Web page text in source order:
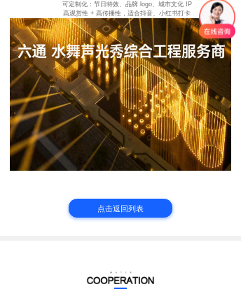
可定制化：节日特效、品牌 logo、城市文化 IP
高观赏性 + 高传播性，适合抖音、小红书打卡
点击返回列表